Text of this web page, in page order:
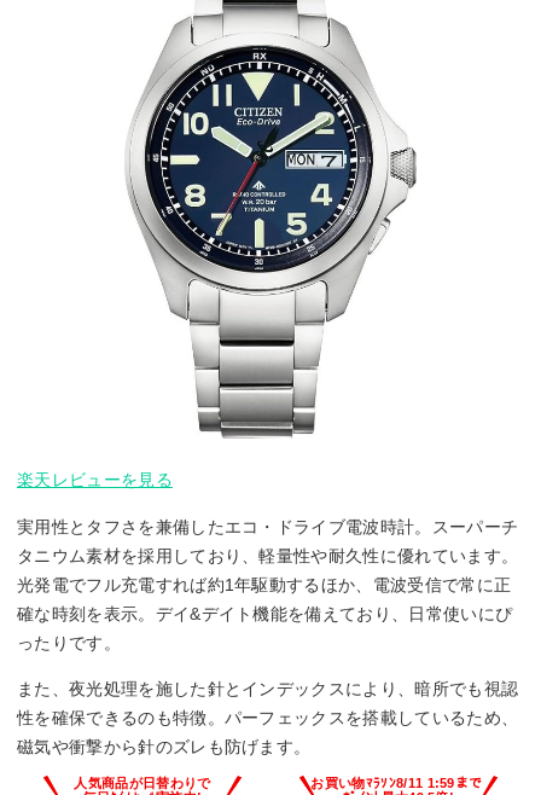
楽天レビューを見る
実用性とタフさを兼備したエコ・ドライブ電波時計。スーパーチ
タニウム素材を採用しており、軽量性や耐久性に優れています。
光発電でフル充電すれば約1年駆動するほか、電波受信で常に正
確な時刻を表示。デイ&デイト機能を備えており、日常使いにぴ
ったりです。
また、夜光処理を施した針とインデックスにより、暗所でも視認
性を確保できるのも特徴。パーフェックスを搭載しているため、
磁気や衝撃から針のズレも防げます。